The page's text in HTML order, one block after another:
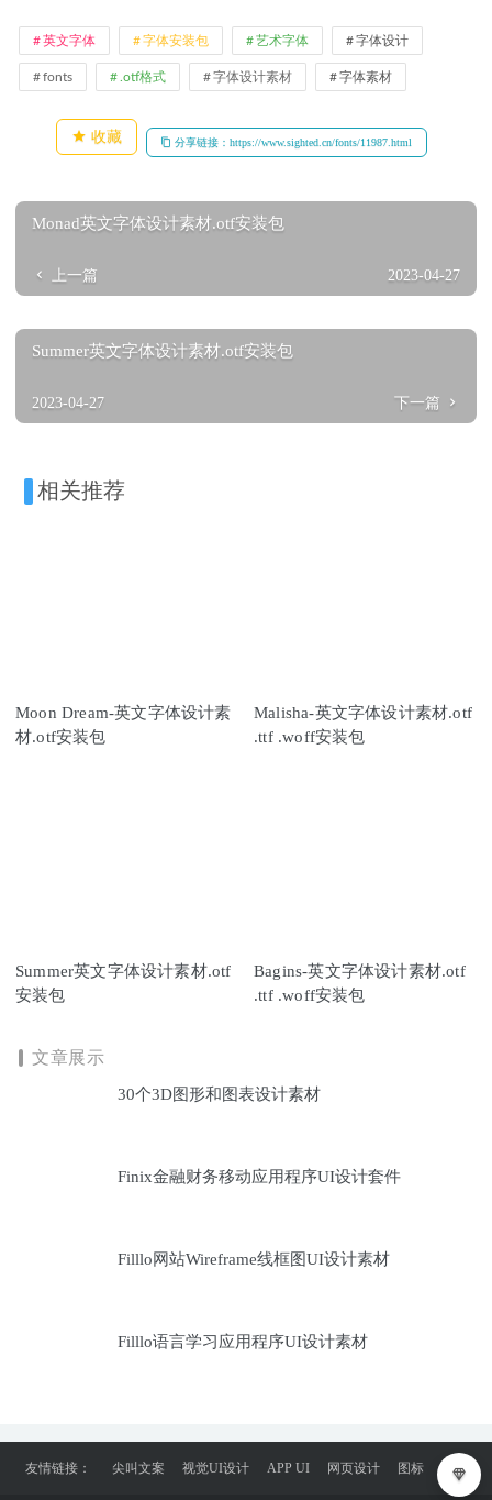
英文字体 字体安装包 艺术字体 字体设计
fonts .otf格式 字体设计素材 字体素材
收藏 分享链接：https://www.sighted.cn/fonts/11987.html
Monad英文字体设计素材.otf安装包
上一篇 2023-04-27
Summer英文字体设计素材.otf安装包
2023-04-27 下一篇
相关推荐
Moon Dream-英文字体设计素
材.otf安装包
Malisha-英文字体设计素材.otf
.ttf .woff安装包
Summer英文字体设计素材.otf
安装包
Bagins-英文字体设计素材.otf
.ttf .woff安装包
文章展示
30个3D图形和图表设计素材
Finix金融财务移动应用程序UI设计套件
Filllo网站Wireframe线框图UI设计素材
Filllo语言学习应用程序UI设计素材
友情链接： 尖叫文案 视觉UI设计 APP UI 网页设计 图标